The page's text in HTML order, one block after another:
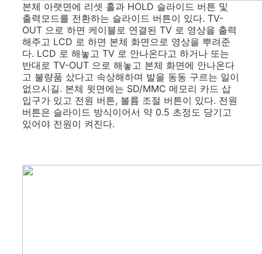
본체 아랫면에 리셋 홀과 HOLD 슬라이드 버튼 및
출력모드를 전환하는 슬라이드 버튼이 있다. TV-
OUT 으로 하면 케이블로 연결된 TV 로 영상을 출력
해주고 LCD 로 하면 본체 화면으로 영상을 뿌려준
다. LCD 로 해놓고 TV 로 안나온다고 하거나 또는
반대로 TV-OUT 으로 해놓고 본체 화면에 안나온다
고 불량품 샀다고 속상해하며 발을 동동 구르는 일이
없으시길. 본체 윗면에는 SD/MMC 메모리 카드 삽
입구가 있고 전원 버튼, 볼륨 조절 버튼이 있다. 전원
버튼은 슬라이드 방식이어서 약 0.5 초정도 당기고
있어야 전원이 켜진다.